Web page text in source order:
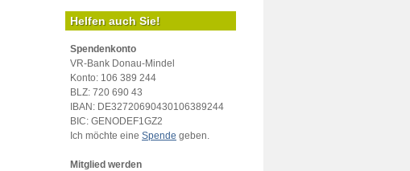
Helfen auch Sie!
Spendenkonto
VR-Bank Donau-Mindel
Konto: 106 389 244
BLZ: 720 690 43
IBAN: DE32720690430106389244
BIC: GENODEF1GZ2
Ich möchte eine Spende geben.
Mitglied werden